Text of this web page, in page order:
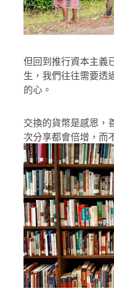
但回到推行資本主義
生，我們往往需要透
的心。
交換的貨幣是感恩，
次分享都會倍增，而